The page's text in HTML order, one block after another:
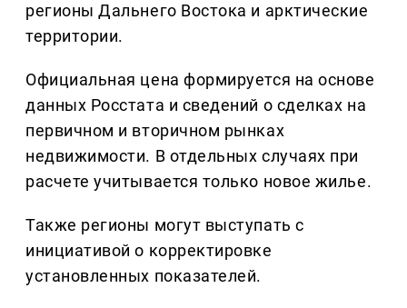
регионы Дальнего Востока и арктические
территории.
Официальная цена формируется на основе
данных Росстата и сведений о сделках на
первичном и вторичном рынках
недвижимости. В отдельных случаях при
расчете учитывается только новое жилье.
Также регионы могут выступать с
инициативой о корректировке
установленных показателей.